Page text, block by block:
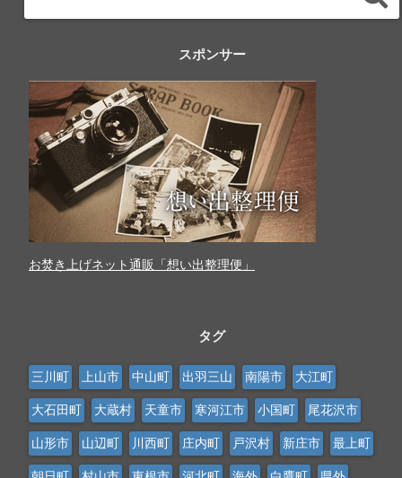
スポンサー
お焚き上げネット通販「想い出整理便」
タグ
三川町 上山市 中山町 出羽三山 南陽市 大江町
大石田町 大蔵村 天童市 寒河江市 小国町 尾花沢市
山形市 山辺町 川西町 庄内町 戸沢村 新庄市 最上町